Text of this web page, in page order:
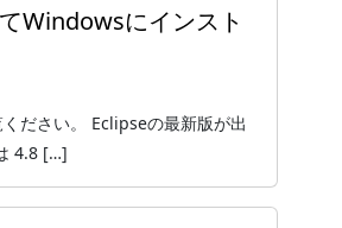
Windowsにインスト
ださい。 Eclipseの最新版が出
4.8 […]